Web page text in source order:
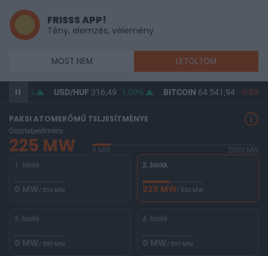
FRISSS APP!
Tény, elemzés, vélemény
MOST NEM LETÖLTÖM
0,8% USD/HUF316,49 1,09% BITCOIN64 541,94 -0,09%
PAKSI ATOMERŐMŰ TELJESÍTMÉNYE
Összteljesítmény
225 MW 0 MW
2000 MW
1. blokk
0 MW/ 500 MW
2. blokk
225 MW/ 500 MW
3. blokk
0 MW/ 500 MW
4. blokk
0 MW/ 500 MW